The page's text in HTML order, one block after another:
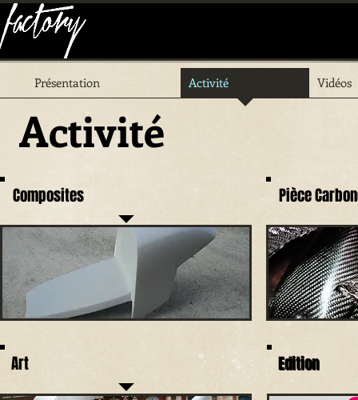
Présentation Activité Vidéos
Activité
Composites Pièce
Art Edition
Edition